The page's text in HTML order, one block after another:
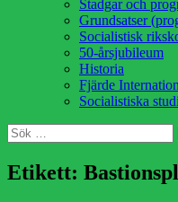
Stadgar och
Grundsatser
Socialistisk
50-årsjubileum
Historia
Fjärde
Socialistiska
Sök
Sök
efter:
Etikett: